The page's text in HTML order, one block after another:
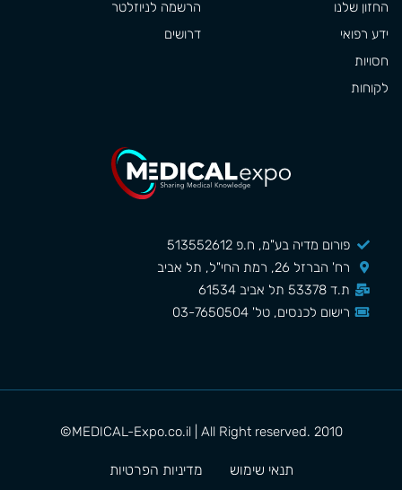
פורום מדיה בע"מ, ח.פ 513552612
רח' הברזל 26, רמת החי"ל, תל אביב
ת.ד 53378 תל אביב 61534
רישום לכנסים, טל' 03-7650504
החזון שלנו
ידע רפואי
חסויות
לקוחות
הרשמה לניוזלטר
דרושים
MEDICAL-Expo.co.il | All Right reserved. 2010©
תנאי שימוש מדיניות הפרטיות